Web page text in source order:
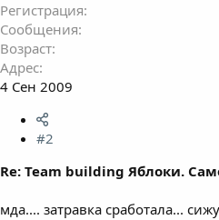
Регистрация
Сообщения
Возраст
Адрес
4 Сен 2009
#2
Re: Team building Яблоки.
мда.... затравка сработала...